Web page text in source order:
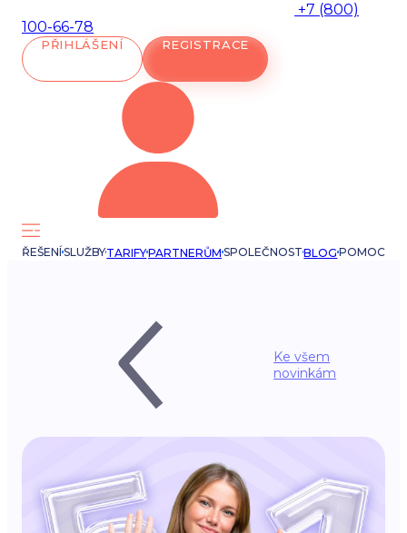
+7 (800)
100-66-78
PŘIHLÁŠENÍ REGISTRACE
ŘEŠENÍSLUŽBYTARIFYPARTNERŮMSPOLEČNOSTBLOGPOMOC
Ke všem
novinkám